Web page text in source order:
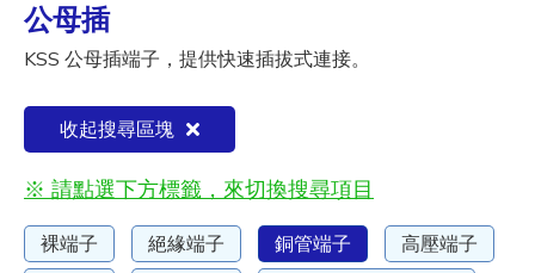
公母插
KSS 公母插端子，提供快速插拔式連接。
收起搜尋區塊
※ 請點選下方標籤，來切換搜尋項目
裸端子 絕緣端子 銅管端子
高壓端子